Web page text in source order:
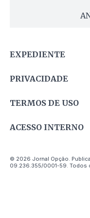
EXPEDIENTE
PRIVACIDADE
TERMOS DE USO
ACESSO INTERNO
© 2026 Jornal Opção.
09.236.355/0001-59. Todos